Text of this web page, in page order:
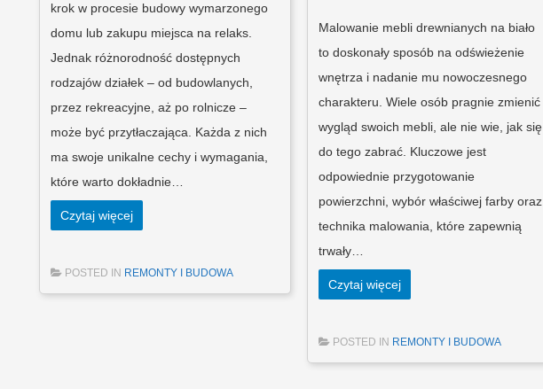
krok w procesie budowy wymarzonego
domu lub zakupu miejsca na relaks.
Jednak różnorodność dostępnych
rodzajów działek – od budowlanych,
przez rekreacyjne, aż po rolnicze –
może być przytłaczająca. Każda z nich
ma swoje unikalne cechy i wymagania,
które warto dokładnie…
Czytaj więcej
POSTED IN REMONTY I BUDOWA
Malowanie mebli drewnianych na biało
to doskonały sposób na odświeżenie
wnętrza i nadanie mu nowoczesnego
charakteru. Wiele osób pragnie zmienić
wygląd swoich mebli, ale nie wie, jak się
do tego zabrać. Kluczowe jest
odpowiednie przygotowanie
powierzchni, wybór właściwej farby oraz
technika malowania, które zapewnią
trwały…
Czytaj więcej
POSTED IN REMONTY I BUDOWA